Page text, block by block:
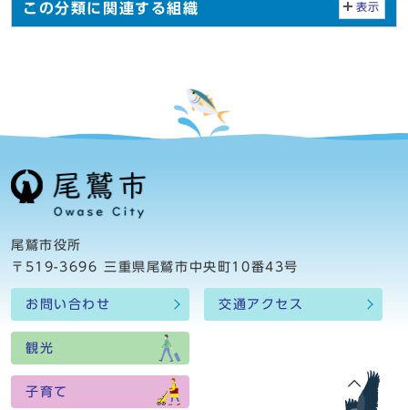
この分類に関連する組織 表示
尾鷲市役所
〒519-3696 三重県尾鷲市中央町10番43号
お問い合わせ 交通アクセス
観光
子育て